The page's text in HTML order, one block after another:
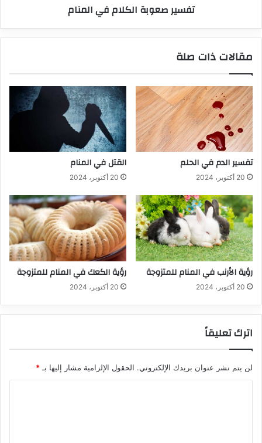
تفسير صعوبة الكلام في المنام
مقالات ذات صلة
تفسير الدم في الحلم
20 أكتوبر، 2024
القتل في المنام
20 أكتوبر، 2024
رؤية الأرنب في المنام للمتزوجة
20 أكتوبر، 2024
رؤية الكعك في المنام للمتزوجة
20 أكتوبر، 2024
اترك تعليقاً
لن يتم نشر عنوان بريدك الإلكتروني. الحقول الإلزامية مشار إليها بـ *